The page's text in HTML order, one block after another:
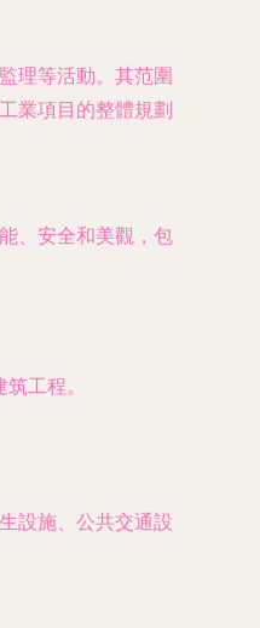
理等活動。其范圍
業項目的整體規劃
、安全和美觀，包
工程。
設施、公共交通設